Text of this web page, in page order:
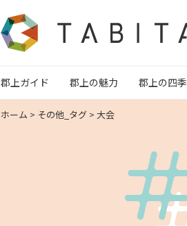
郡上ガイド 郡上の魅力 郡上の四季
ホーム > その他_タグ > 大会